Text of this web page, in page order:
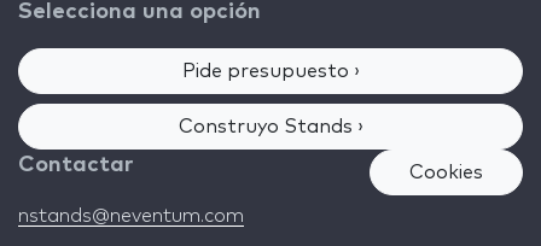
Selecciona una opción
Pide presupuesto ›
Construyo Stands ›
Contactar
nstands@neventum.com
Cookies